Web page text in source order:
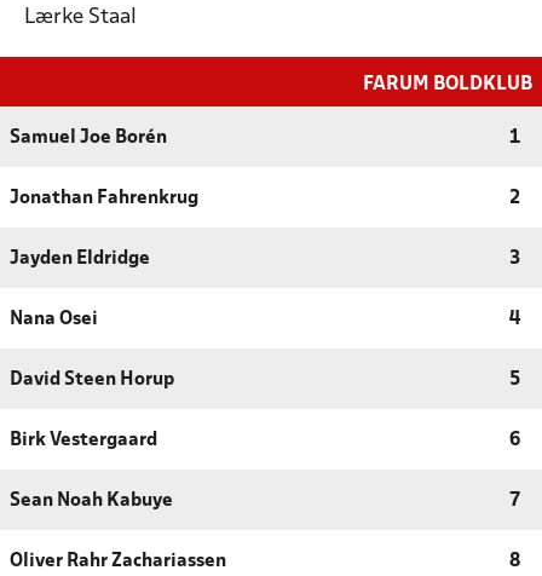
Lærke Staal
FARUM BOLDKLUB
Samuel Joe Borén 1
Jonathan Fahrenkrug 2
Jayden Eldridge 3
Nana Osei 4
David Steen Horup 5
Birk Vestergaard 6
Sean Noah Kabuye 7
Oliver Rahr Zachariassen 8